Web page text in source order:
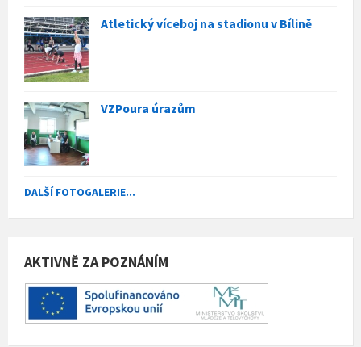
Atletický víceboj na stadionu v Bílině
VZPoura úrazům
DALŠÍ FOTOGALERIE...
AKTIVNĚ ZA POZNÁNÍM